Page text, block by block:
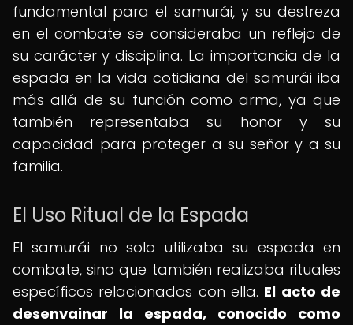
fundamental para el samurái, y su destreza
en el combate se consideraba un reflejo de
su carácter y disciplina. La importancia de la
espada en la vida cotidiana del samurái iba
más allá de su función como arma, ya que
también representaba su honor y su
capacidad para proteger a su señor y a su
familia.
El Uso Ritual de la Espada
El samurái no solo utilizaba su espada en
combate, sino que también realizaba rituales
específicos relacionados con ella. El acto de
desenvainar la espada, conocido como